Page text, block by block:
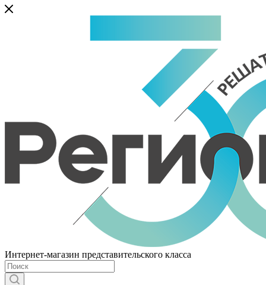
Интернет-магазин представительского класса